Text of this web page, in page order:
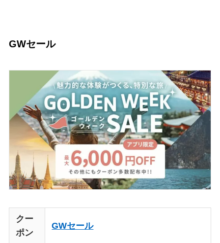
GWセール
クー
ポン
GWセール